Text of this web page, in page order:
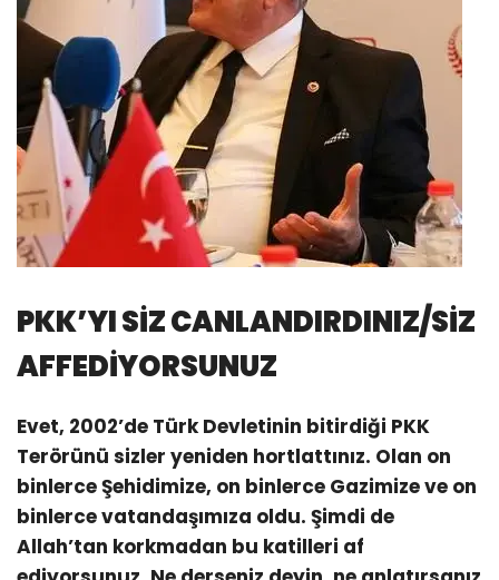
PKK’YI SİZ CANLANDIRDINIZ/SİZ
AFFEDİYORSUNUZ
Evet, 2002’de Türk Devletinin bitirdiği PKK
Terörünü sizler yeniden hortlattınız. Olan on
binlerce Şehidimize, on binlerce Gazimize ve on
binlerce vatandaşımıza oldu. Şimdi de
Allah’tan korkmadan bu katilleri af